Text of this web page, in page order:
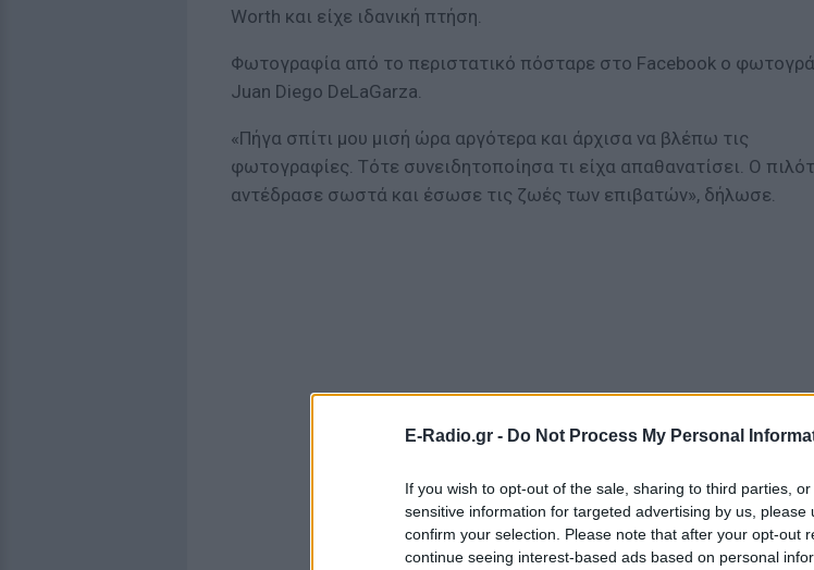
E-Radio.gr - Do Not Process My Personal
If you wish to opt-out of the sale, sharing to third parties,
sensitive information for targeted advertising by us,
confirm your selection. Please note that after your opt-out
continue seeing interest-based ads based on personal
Worth και είχε ιδανική πτήση.
Φωτογραφία από το περιστατικό πόσταρε στο Facebook ο
Juan Diego DeLaGarza.
«Πήγα σπίτι μου μισή ώρα αργότερα και άρχισα να βλέπω τις
φωτογραφίες. Τότε συνειδητοποίησα τι είχα απαθανατίσει. Ο
αντέδρασε σωστά και έσωσε τις ζωές των επιβατών», δήλωσε.